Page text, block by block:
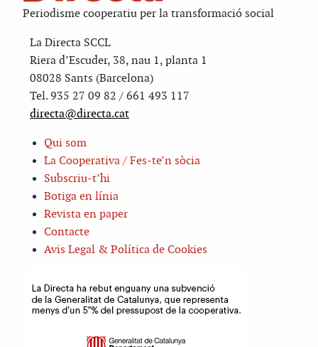
Periodisme cooperatiu per la transformació social
La Directa SCCL
Riera d’Escuder, 38, nau 1, planta 1
08028 Sants (Barcelona)
Tel. 935 27 09 82 / 661 493 117
directa@directa.cat
Qui som
La Cooperativa / Fes-te’n sòcia
Subscriu-t’hi
Botiga en línia
Revista en paper
Contacte
Avis Legal & Política de Cookies